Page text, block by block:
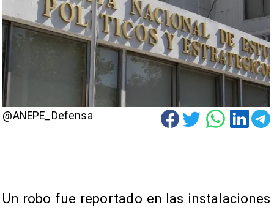
@ANEPE_Defensa
Un robo fue reportado en las instalaciones